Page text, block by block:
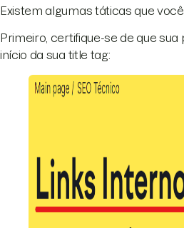
Existem algumas táticas que
Primeiro, certifique-se de que
início da sua title tag: